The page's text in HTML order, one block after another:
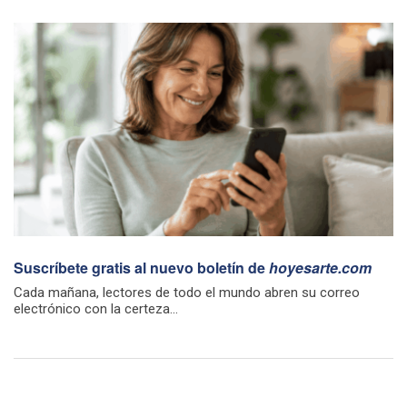
Suscríbete gratis al nuevo boletín dehoyesarte.com
Cada mañana, lectores de todo el mundo abren su correo
electrónico con la certeza...